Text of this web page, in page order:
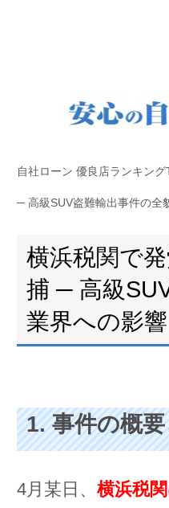
自社ローン 優良店ランキング
─ 高級SUV盗難輸出事件の全
横浜税関で
捕 ─ 高級
業界への影響
1. 事件の概
4月某日、 横浜税関